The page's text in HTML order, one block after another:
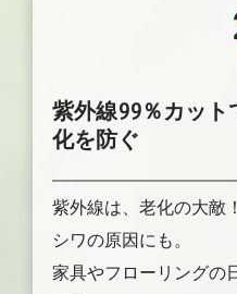
紫外線99％カット
化を防ぐ
紫外線は、老化の大敵
シワの原因にも。
家具やフローリングの